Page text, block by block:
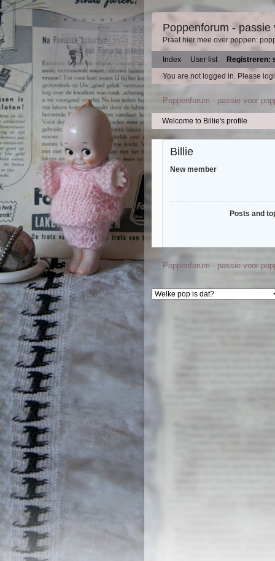
Poppenforum - passie
Praat hier mee over poppen:
Index User list
Registreren:
You are not logged in. Please
Poppenforum - passie voor
Welcome to Billie's profile
Billie
New member
Posts and
Poppenforum - passie voor